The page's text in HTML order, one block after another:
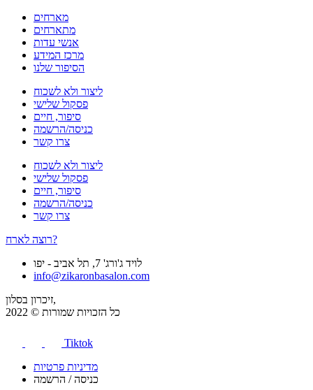
מארחים
מתארחים
אנשי עדות
מרכז המידע
הסיפור שלנו
ליצור ולא לשכוח
פסקול שלישי
סיפור, חיים
כניסה/הרשמה
צרו קשר
ליצור ולא לשכוח
פסקול שלישי
סיפור, חיים
כניסה/הרשמה
צרו קשר
רוצה לארח?
לויד ג'ורג' 7, תל אביב - יפו
info@zikaronbasalon.com
זיכרון בסלון,
כל הזכויות שמורות © 2022
Tiktok
מדיניות פרטיות
כניסה / הרשמה